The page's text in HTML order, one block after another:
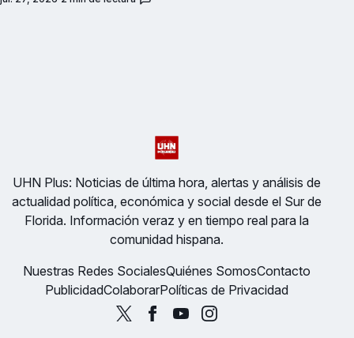
UHN Plus: Noticias de última hora, alertas y análisis de
actualidad política, económica y social desde el Sur de
Florida. Información veraz y en tiempo real para la
comunidad hispana.
Nuestras Redes SocialesQuiénes SomosContacto
PublicidadColaborarPolíticas de Privacidad